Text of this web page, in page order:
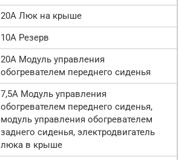
20А Люк на крыше
10А Резерв
20А Модуль управления
обогревателем переднего сиденья
7,5А Модуль управления
обогревателем переднего сиденья,
модуль управления обогревателем
заднего сиденья, электродвигатель
люка в крыше